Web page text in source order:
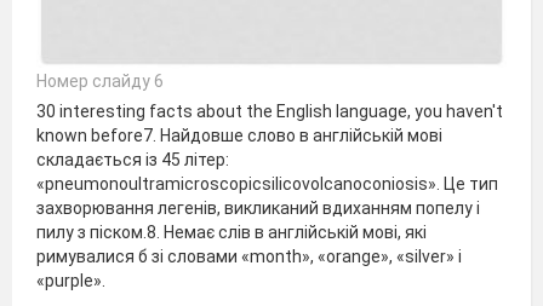
Номер слайду 6
30 interesting facts about the English language, you haven't
known before7. Найдовше слово в англійській мові
складається із 45 літер:
«pneumonoultramicroscopicsilicovolcanoconiosis». Це тип
захворювання легенів, викликаний вдиханням попелу і
пилу з піском.8. Немає слів в англійській мові, які
римувалися б зі словами «month», «orange», «silver» і
«purple».